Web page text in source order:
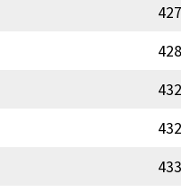
427
428
432
432
433